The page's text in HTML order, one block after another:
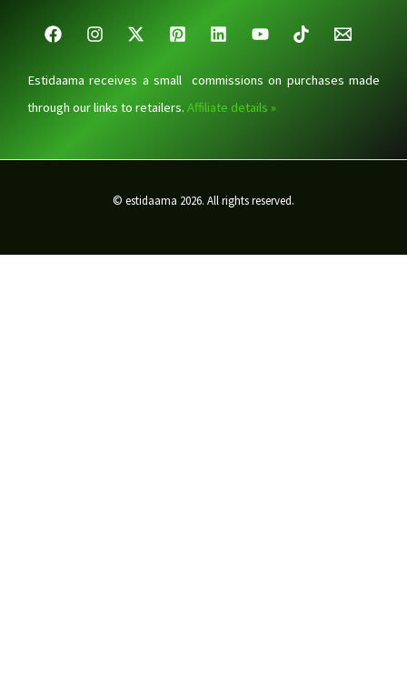
Estidaama receives a small commissions on purchases made
through our links to retailers. Affiliate details »
© estidaama 2026. All rights reserved.